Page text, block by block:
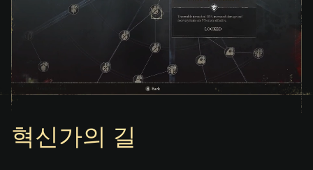
혁신가의 길